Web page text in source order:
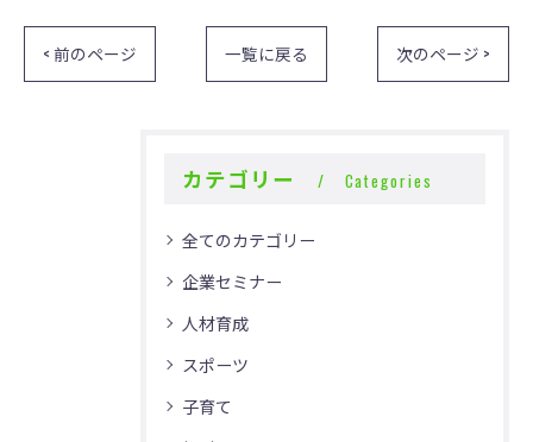
< 前のページ 一覧に戻る 次のページ >
カテゴリー Categories
全てのカテゴリー
企業セミナー
人材育成
スポーツ
子育て